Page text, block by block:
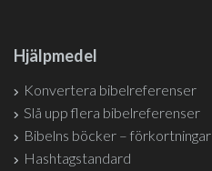
Hjälpmedel
Konvertera bibelreferenser
Slå upp flera bibelreferenser
Bibelns böcker – förkortningar
Hashtagstandard